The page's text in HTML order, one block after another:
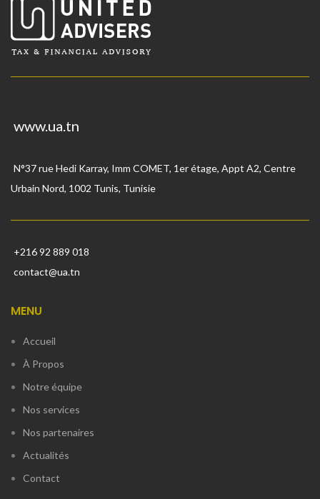
www.ua.tn
N°37 rue Hedi Karray, Imm COMET, 1er étage, Appt A2, Centre
Urbain Nord, 1002 Tunis, Tunisie
+216 92 889 018
contact@ua.tn
MENU
Accueil
À Propos
Notre équipe
Nos services
Nos partenaires
Actualités
Contact